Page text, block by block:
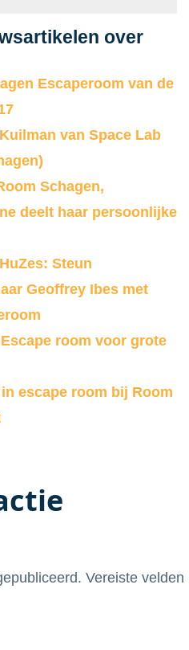
over
Escaperoom van de
van Space Lab
Schagen,
deelt haar persoonlijke
Steun
Geoffrey Ibes met
room voor grote
escape room bij Room
Vereiste velden